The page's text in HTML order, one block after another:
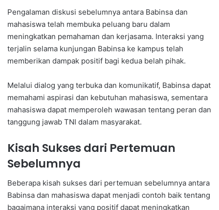
Pengalaman diskusi sebelumnya antara Babinsa dan
mahasiswa telah membuka peluang baru dalam
meningkatkan pemahaman dan kerjasama. Interaksi yang
terjalin selama kunjungan Babinsa ke kampus telah
memberikan dampak positif bagi kedua belah pihak.
Melalui dialog yang terbuka dan komunikatif, Babinsa dapat
memahami aspirasi dan kebutuhan mahasiswa, sementara
mahasiswa dapat memperoleh wawasan tentang peran dan
tanggung jawab TNI dalam masyarakat.
Kisah Sukses dari Pertemuan
Sebelumnya
Beberapa kisah sukses dari pertemuan sebelumnya antara
Babinsa dan mahasiswa dapat menjadi contoh baik tentang
bagaimana interaksi yang positif dapat meningkatkan